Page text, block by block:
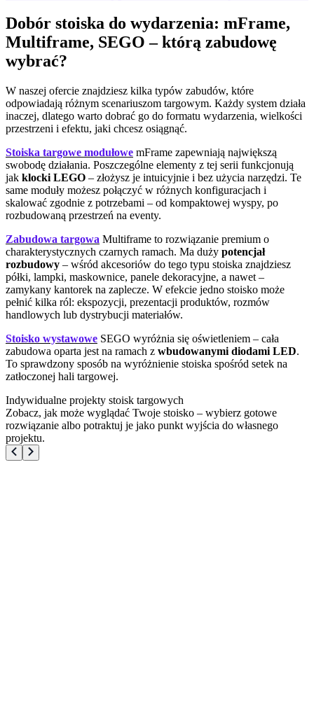
Dobór stoiska do wydarzenia: mFrame,
Multiframe, SEGO – którą zabudowę
wybrać?
W naszej ofercie znajdziesz kilka typów zabudów, które
odpowiadają różnym scenariuszom targowym. Każdy system działa
inaczej, dlatego warto dobrać go do formatu wydarzenia, wielkości
przestrzeni i efektu, jaki chcesz osiągnąć.
Stoiska targowe modułowe mFrame zapewniają największą
swobodę działania. Poszczególne elementy z tej serii funkcjonują
jak klocki LEGO – złożysz je intuicyjnie i bez użycia narzędzi. Te
same moduły możesz połączyć w różnych konfiguracjach i
skalować zgodnie z potrzebami – od kompaktowej wyspy, po
rozbudowaną przestrzeń na eventy.
Zabudowa targowa Multiframe to rozwiązanie premium o
charakterystycznych czarnych ramach. Ma duży potencjał
rozbudowy – wśród akcesoriów do tego typu stoiska znajdziesz
półki, lampki, maskownice, panele dekoracyjne, a nawet –
zamykany kantorek na zaplecze. W efekcie jedno stoisko może
pełnić kilka ról: ekspozycji, prezentacji produktów, rozmów
handlowych lub dystrybucji materiałów.
Stoisko wystawowe SEGO wyróżnia się oświetleniem – cała
zabudowa oparta jest na ramach z wbudowanymi diodami LED.
To sprawdzony sposób na wyróżnienie stoiska spośród setek na
zatłoczonej hali targowej.
Indywidualne projekty stoisk targowych
Zobacz, jak może wyglądać Twoje stoisko – wybierz gotowe
rozwiązanie albo potraktuj je jako punkt wyjścia do własnego
projektu.